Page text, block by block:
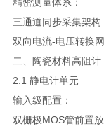
三通道同步采集架构
双向电流-电压转换
二、陶瓷材料高阻
2.1 静电计单元
输入级配置：
双栅极MOS管前置